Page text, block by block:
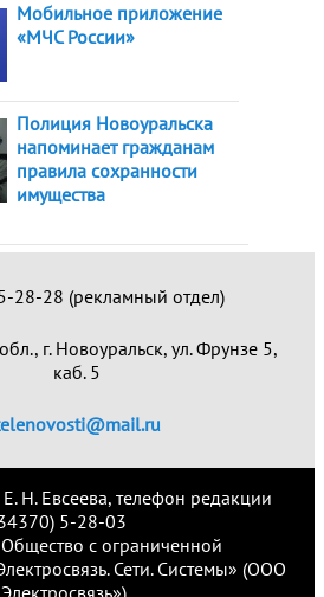
Мобильное приложение
«МЧС России»
Полиция Новоуральска
напоминает гражданам
правила сохранности
имущества
28-28 (рекламный отдел)
г. Новоуральск, ул. Фрунзе 5,
каб. 5
Н. Евсеева, телефон редакции
5-28-03
с ограниченной
Сети. Системы» (ООО